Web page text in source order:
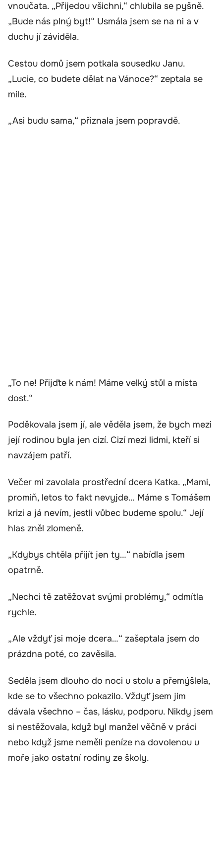
vnoučata. „Přijedou všichni,“ chlubila se pyšně.
„Bude nás plný byt!“ Usmála jsem se na ni a v
duchu jí záviděla.
Cestou domů jsem potkala sousedku Janu.
„Lucie, co budete dělat na Vánoce?“ zeptala se
mile.
„Asi budu sama,“ přiznala jsem popravdě.
„To ne! Přijďte k nám! Máme velký stůl a místa
dost.“
Poděkovala jsem jí, ale věděla jsem, že bych mezi
její rodinou byla jen cizí. Cizí mezi lidmi, kteří si
navzájem patří.
Večer mi zavolala prostřední dcera Katka. „Mami,
promiň, letos to fakt nevyjde… Máme s Tomášem
krizi a já nevím, jestli vůbec budeme spolu.“ Její
hlas zněl zlomeně.
„Kdybys chtěla přijít jen ty…“ nabídla jsem
opatrně.
„Nechci tě zatěžovat svými problémy,“ odmítla
rychle.
„Ale vždyť jsi moje dcera…“ zašeptala jsem do
prázdna poté, co zavěsila.
Seděla jsem dlouho do noci u stolu a přemýšlela,
kde se to všechno pokazilo. Vždyť jsem jim
dávala všechno – čas, lásku, podporu. Nikdy jsem
si nestěžovala, když byl manžel věčně v práci
nebo když jsme neměli peníze na dovolenou u
moře jako ostatní rodiny ze školy.